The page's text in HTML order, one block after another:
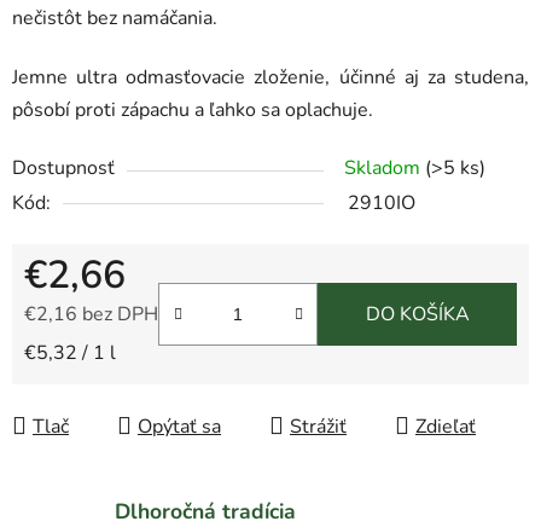
nečistôt bez namáčania.
Jemne ultra odmasťovacie zloženie, účinné aj za studena,
pôsobí proti zápachu a ľahko sa oplachuje.
Dostupnosť Skladom (>5 ks)
Kód:
2910IO
€2,66
€2,16 bez DPH
Jednotková cena:
€5,32 / 1 l
DO KOŠÍKA
Tlač Opýtať sa Strážiť Zdieľať
Dlhoročná tradícia